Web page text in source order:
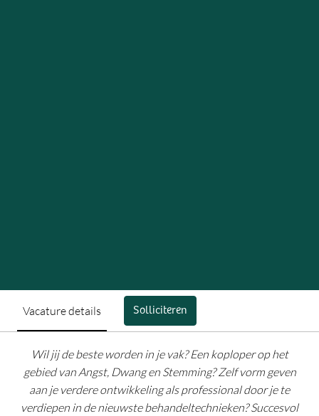
Vacature details Solliciteren
Wil jij de beste worden in je vak? Een koploper op het
gebied van Angst, Dwang en Stemming? Zelf vorm geven
aan je verdere ontwikkeling als professional door je te
verdiepen in de nieuwste behandeltechnieken? Succesvol